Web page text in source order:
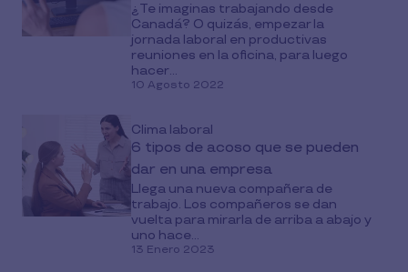
¿Te imaginas trabajando desde
Canadá? O quizás, empezar la
jornada laboral en productivas
reuniones en la oficina, para luego
hacer...
10 Agosto 2022
Clima laboral
6 tipos de acoso que se pueden
dar en una empresa
Llega una nueva compañera de
trabajo. Los compañeros se dan
vuelta para mirarla de arriba a abajo y
uno hace...
13 Enero 2023